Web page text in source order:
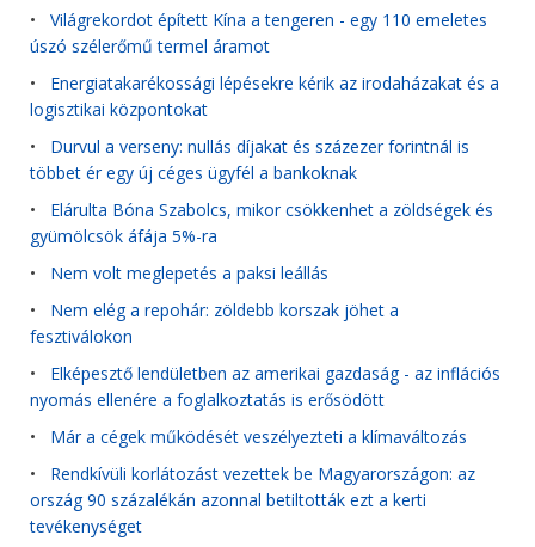
• Világrekordot épített Kína a tengeren - egy 110 emeletes
úszó szélerőmű termel áramot
• Energiatakarékossági lépésekre kérik az irodaházakat és a
logisztikai központokat
• Durvul a verseny: nullás díjakat és százezer forintnál is
többet ér egy új céges ügyfél a bankoknak
• Elárulta Bóna Szabolcs, mikor csökkenhet a zöldségek és
gyümölcsök áfája 5%-ra
• Nem volt meglepetés a paksi leállás
• Nem elég a repohár: zöldebb korszak jöhet a
fesztiválokon
• Elképesztő lendületben az amerikai gazdaság - az inflációs
nyomás ellenére a foglalkoztatás is erősödött
• Már a cégek működését veszélyezteti a klímaváltozás
• Rendkívüli korlátozást vezettek be Magyarországon: az
ország 90 százalékán azonnal betiltották ezt a kerti
tevékenységet